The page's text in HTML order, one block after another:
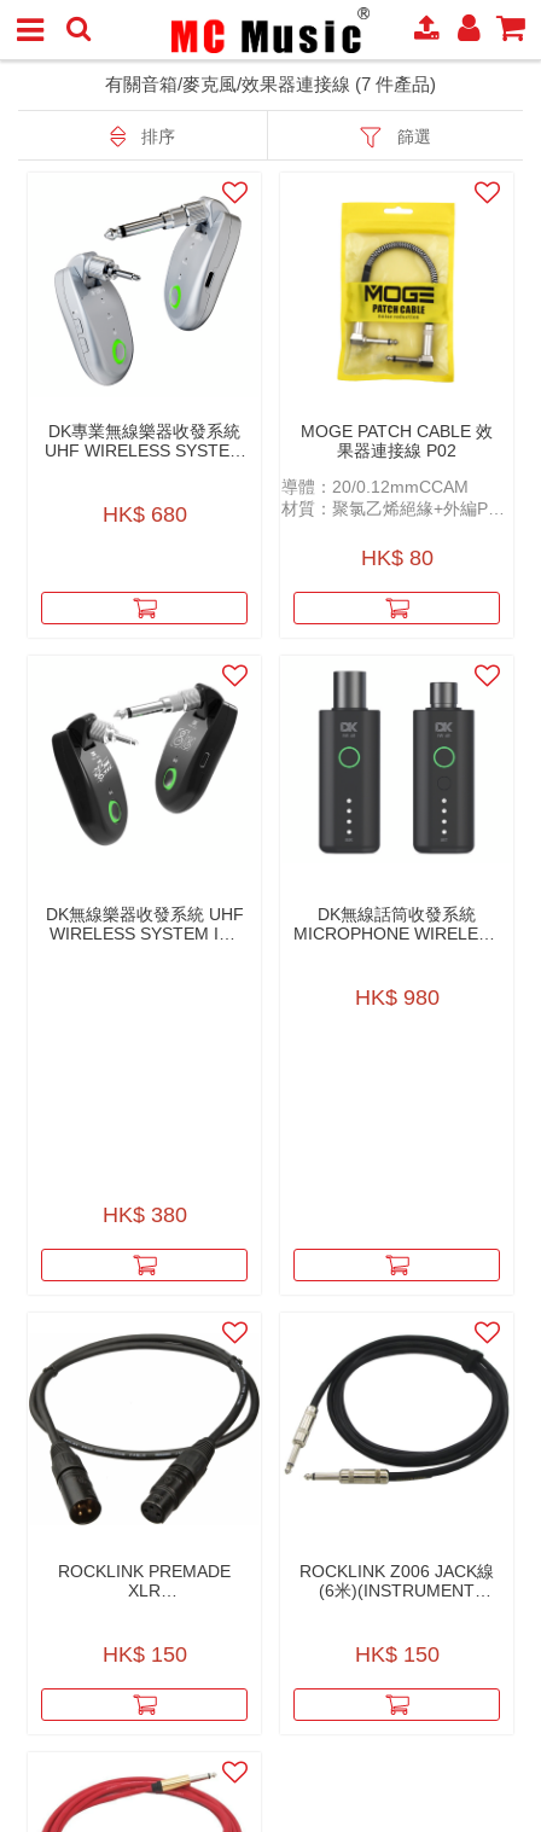
有關音箱/麥克風/效果器連接線 (7 件產品)
排序 篩選
DK專業無線樂器收發系統
UHF WIRELESS SYSTEM
HK$ 680
MOGE PATCH CABLE 效
果器連接線 P02
導體：20/0.12mmCCAM
材質：聚氯乙烯絕緣+外編PP
長度：27cm（含頭）
HK$ 80
DK無線樂器收發系統 UHF
WIRELESS SYSTEM IW-
HK$ 380
DK無線話筒收發系統
MICROPHONE WIRELESS
HK$ 980
ROCKLINK PREMADE
XLR
HK$ 150
ROCKLINK Z006 JACK線
(6米)(INSTRUMENT
HK$ 150